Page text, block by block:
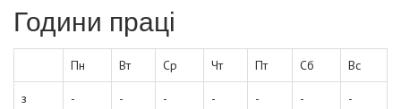
Години праці
Пн Вт Ср Чт Пт Сб Вс
з - - - - - - -